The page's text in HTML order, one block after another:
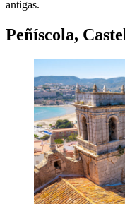
antigas.
Peñíscola,